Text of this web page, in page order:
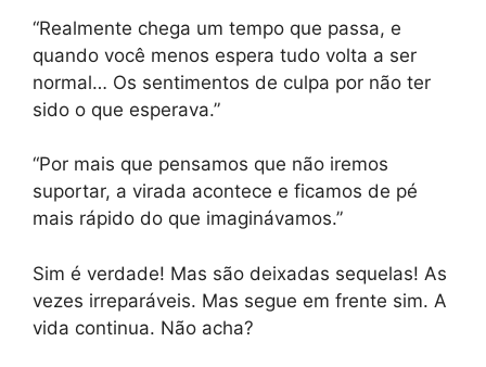
“Realmente chega um tempo que passa, e
quando você menos espera tudo volta a ser
normal… Os sentimentos de culpa por não ter
sido o que esperava.”
“Por mais que pensamos que não iremos
suportar, a virada acontece e ficamos de pé
mais rápido do que imaginávamos.”
Sim é verdade! Mas são deixadas sequelas! As
vezes irreparáveis. Mas segue em frente sim. A
vida continua. Não acha?